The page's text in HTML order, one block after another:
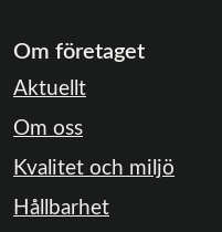
Om företaget
Aktuellt
Om oss
Kvalitet och miljö
Hållbarhet